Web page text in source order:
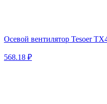
Осевой вентилятор Tesoer
568.18 ₽